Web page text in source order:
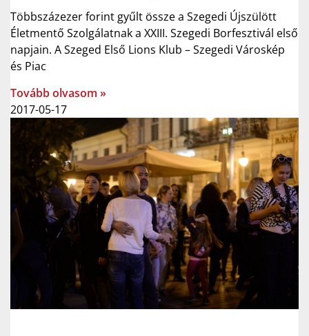
Többszázezer forint gyűlt össze a Szegedi Újszülött
Életmentő Szolgálatnak a XXIII. Szegedi Borfesztivál első
napjain. A Szeged Első Lions Klub – Szegedi Városkép
és Piac
Tovább olvasom »
2017-05-17